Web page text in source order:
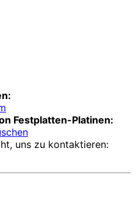
Festplatten-Platinen:
uns zu kontaktieren: